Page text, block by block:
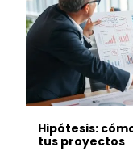
Hipótesis:
tus proyectos